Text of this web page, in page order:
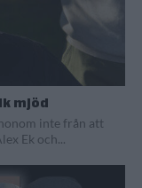
mjöd
inte från att
Ek och...